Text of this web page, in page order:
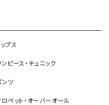
ップス
ンピース・チュニック
ンツ
ロペット・オーバーオール